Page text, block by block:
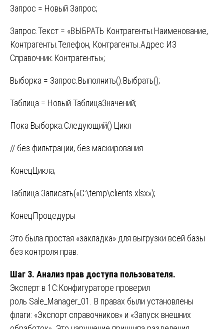
Запрос = Новый Запрос;
Запрос.Текст = «ВЫБРАТЬ Контрагенты.Наименование,
Контрагенты.Телефон, Контрагенты.Адрес ИЗ
Справочник.Контрагенты»;
Выборка = Запрос.Выполнить().Выбрать();
Таблица = Новый ТаблицаЗначений;
Пока Выборка.Следующий() Цикл
// без фильтрации, без маскирования
КонецЦикла;
Таблица.Записать(«C:\temp\clients.xlsx»);
КонецПроцедуры
Это была простая «закладка» для выгрузки всей базы
без контроля прав.
Шаг 3. Анализ прав доступа пользователя.
Эксперт в 1С:Конфигураторе проверил
роль Sale_Manager_01. В правах были установлены
флаги: «Экспорт справочников» и «Запуск внешних